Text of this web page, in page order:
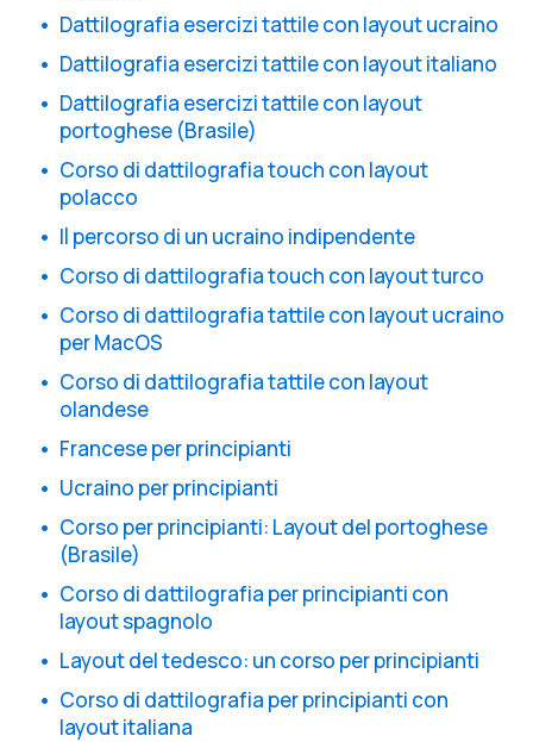
Dattilografia esercizi tattile con layout ucraino
Dattilografia esercizi tattile con layout italiano
Dattilografia esercizi tattile con layout
portoghese (Brasile)
Corso di dattilografia touch con layout
polacco
Il percorso di un ucraino indipendente
Corso di dattilografia touch con layout turco
Corso di dattilografia tattile con layout ucraino
per MacOS
Corso di dattilografia tattile con layout
olandese
Francese per principianti
Ucraino per principianti
Corso per principianti: Layout del portoghese
(Brasile)
Corso di dattilografia per principianti con
layout spagnolo
Layout del tedesco: un corso per principianti
Corso di dattilografia per principianti con
layout italiana